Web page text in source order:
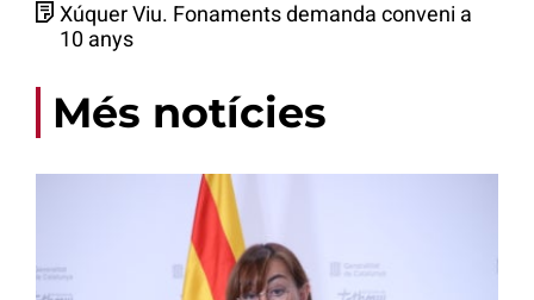
Xúquer Viu. Fonaments demanda conveni a
10 anys
Més notícies